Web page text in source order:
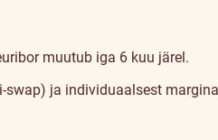
muutub iga 6 kuu järel.
swap) ja individuaalsest